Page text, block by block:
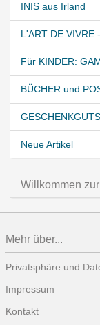
INIS aus Irland
L'ART DE VIVRE
Für KINDER:
BÜCHER und
Neue Artikel
Willkommen
Mehr über...
Privatsphäre und
Impressum
Kontakt